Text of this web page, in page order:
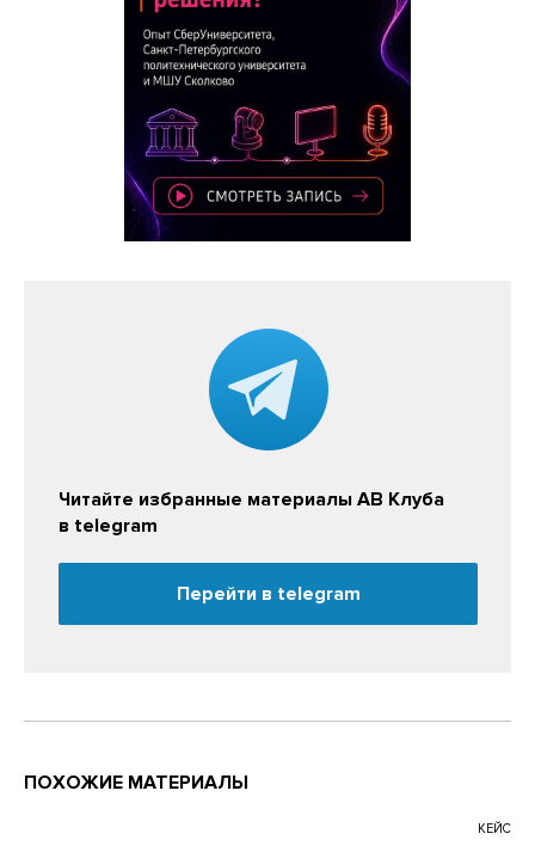
Читайте избранные материалы АВ Клуба
в telegram
Перейти в telegram
ПОХОЖИЕ МАТЕРИАЛЫ
КЕЙС